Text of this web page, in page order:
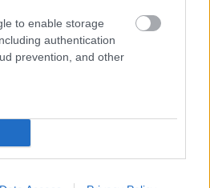
to enable storage
authentication
prevention, and other
beszámolót sok fotóval és
fotósorozat
avagy az ölelések
Kritikusok Céhének
a Trafó - Kortárs